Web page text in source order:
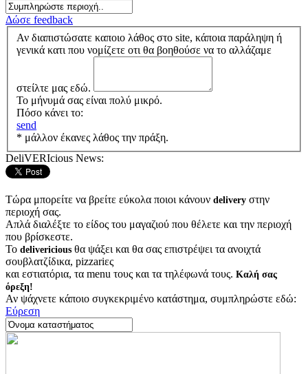
Δώσε feedback
Αν διαπιστώσατε καποιο λάθος στο site, κάποια παράληψη ή
γενικά κατι που νομίζετε οτι θα βοηθούσε να το αλλάζαμε
στείλτε μας εδώ.
Το μήνυμά σας είναι πολύ μικρό.
Πόσο κάνει το:
send
* μάλλον έκανες λάθος την πράξη.
DeliVERIcious News:
Τώρα μπορείτε να βρείτε εύκολα ποιοι κάνουν delivery στην
περιοχή σας.
Απλά διαλέξτε το είδος του μαγαζιού που θέλετε και την περιοχή
που βρίσκεστε.
Το delivericious θα ψάξει και θα σας επιστρέψει τα ανοιχτά
σουβλατζίδικα, pizzariες
και εστιατόρια, τα menu τους και τα τηλέφωνά τους. Καλή σας
όρεξη!
Αν ψάχνετε κάποιο συγκεκριμένο κατάστημα, συμπληρώστε εδώ:
Εύρεση